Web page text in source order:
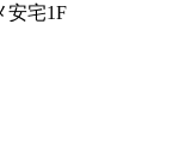
安宅1F